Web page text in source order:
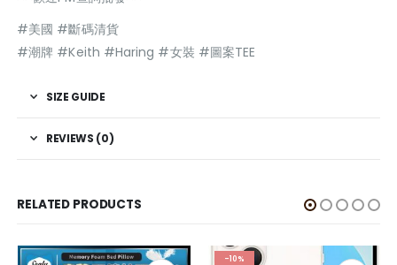
#美國 #斷碼清貨
#潮牌 #Keith #Haring #女裝 #圖案TEE
SIZE GUIDE
REVIEWS (0)
RELATED PRODUCTS
-10%